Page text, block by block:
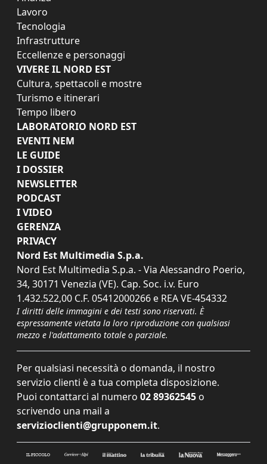
Lavoro
Tecnologia
Infrastrutture
Eccellenze e personaggi
VIVERE IL NORD EST
Cultura, spettacoli e mostre
Turismo e itinerari
Tempo libero
LABORATORIO NORD EST
EVENTI NEM
LE GUIDE
I DOSSIER
NEWSLETTER
PODCAST
I VIDEO
GERENZA
PRIVACY
Nord Est Multimedia S.p.a.
Nord Est Multimedia S.p.a. - Via Alessandro Poerio,
34, 30171 Venezia (VE). Cap. Soc. i.v. Euro
1.432.522,00 C.F. 05412000266 e REA VE-454332
I diritti delle immagini e dei testi sono riservati. È
espressamente vietata la loro riproduzione con qualsiasi
mezzo e l'adattamento totale o parziale.
Per qualsiasi necessità o domanda, il nostro
servizio clienti è a tua completa disposizione.
Puoi contattarci al numero 02 89362545 o
scrivendo una mail a
servizioclienti@grupponem.it.